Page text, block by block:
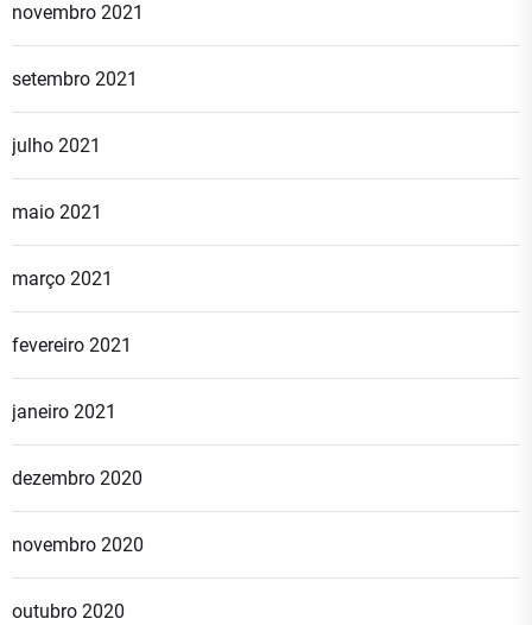
novembro 2021
setembro 2021
julho 2021
maio 2021
março 2021
fevereiro 2021
janeiro 2021
dezembro 2020
novembro 2020
outubro 2020